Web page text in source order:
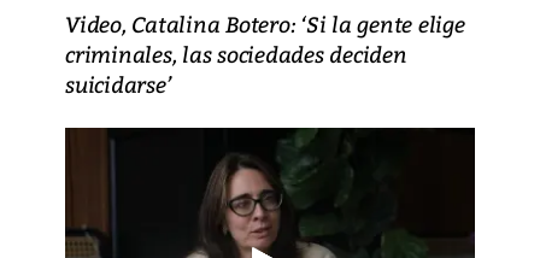
Video, Catalina Botero: ‘Si la gente elige
criminales, las sociedades deciden
suicidarse’